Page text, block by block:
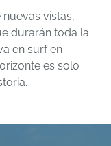
vistas,
durarán toda la
en surf en
es solo